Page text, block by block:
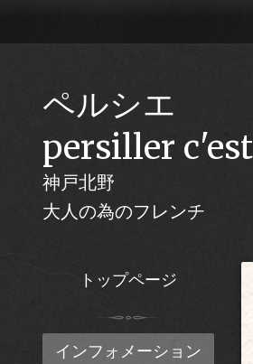
ペルシエ
persiller
神戸北野
大人の為のフレンチ
トップページ
インフォメーション